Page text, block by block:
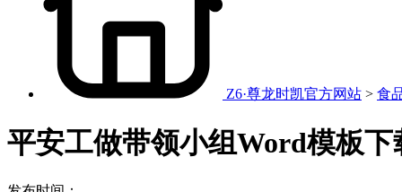
Z6·尊龙时凯官方网站 > 食
平安工做带领小组Word模板下